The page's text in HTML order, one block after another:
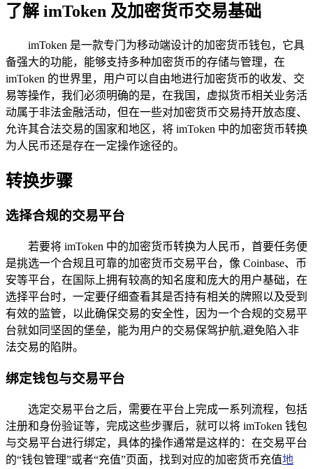
了解 imToken 及加密货币交易基础
imToken 是一款专门为移动端设计的加密货币钱包，它具
备强大的功能，能够支持多种加密货币的存储与管理，在
imToken 的世界里，用户可以自由地进行加密货币的收发、交
易等操作，我们必须明确的是，在我国，虚拟货币相关业务活
动属于非法金融活动，但在一些对加密货币交易持开放态度、
允许其合法交易的国家和地区，将 imToken 中的加密货币转换
为人民币还是存在一定操作途径的。
转换步骤
选择合规的交易平台
若要将 imToken 中的加密货币转换为人民币，首要任务便
是挑选一个合规且可靠的加密货币交易平台，像 Coinbase、币
安等平台，在国际上拥有较高的知名度和庞大的用户基础，在
选择平台时，一定要仔细查看其是否持有相关的牌照以及受到
有效的监管，以此确保交易的安全性，因为一个合规的交易平
台就如同坚固的堡垒，能为用户的交易保驾护航,避免陷入非
法交易的陷阱。
绑定钱包与交易平台
选定交易平台之后，需要在平台上完成一系列流程，包括
注册和身份验证等，完成这些步骤后，就可以将 imToken 钱包
与交易平台进行绑定，具体的操作通常是这样的：在交易平台
的“钱包管理”或者“充值”页面，找到对应的加密货币充值地